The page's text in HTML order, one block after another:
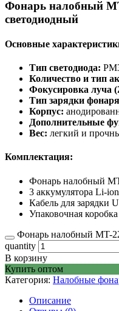
Фонарь налобный
светодиодный
Основные
Тип светодиода:
Количество и тип
Фокусировка луча
Тип зарядки
Корпус:
Дополнительные
Вес: легкий и
Комплектация:
Фонарь налобный
3 аккумулятора Li-
Кабель для зарядки
Упаковочная
Фонарь налобный MT-
quantity
В корзину
Купить оптом
Категория: Налобные
Описание